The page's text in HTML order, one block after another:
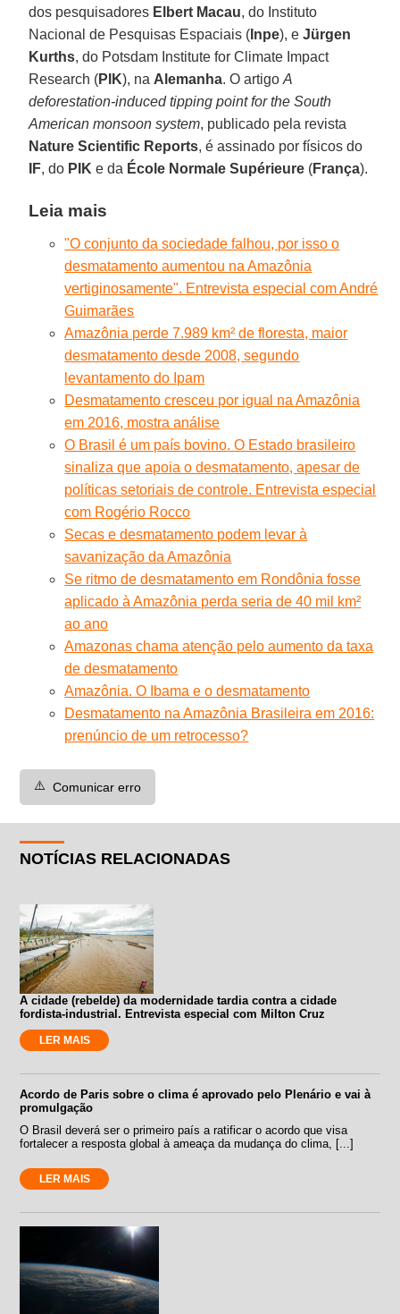
dos pesquisadores Elbert Macau, do Instituto
Nacional de Pesquisas Espaciais ( Inpe), eJürgen
Kurths, do Potsdam Institute for Climate Impact
Research (PIK), na Alemanha. O artigoA
deforestation-induced tipping point for the South
American monsoon system, publicado pela revista
Nature Scientific Reports, é assinado por físicos do
IF, do PIK e da École Normale Supérieure (França).
Leia mais
"O conjunto da sociedade falhou, por isso o
desmatamento aumentou na Amazônia
vertiginosamente". Entrevista especial com André
Guimarães
Amazônia perde 7.989 km² de floresta, maior
desmatamento desde 2008, segundo
levantamento do Ipam
Desmatamento cresceu por igual na Amazônia
em 2016, mostra análise
O Brasil é um país bovino. O Estado brasileiro
sinaliza que apoia o desmatamento, apesar de
políticas setoriais de controle. Entrevista especial
com Rogério Rocco
Secas e desmatamento podem levar à
savanização da Amazônia
Se ritmo de desmatamento em Rondônia fosse
aplicado à Amazônia perda seria de 40 mil km²
ao ano
Amazonas chama atenção pelo aumento da taxa
de desmatamento
Amazônia. O Ibama e o desmatamento
Desmatamento na Amazônia Brasileira em 2016:
prenúncio de um retrocesso?
⚠️ Comunicar erro
NOTÍCIAS RELACIONADAS
A cidade (rebelde) da modernidade tardia contra a cidade
fordista-industrial. Entrevista especial com Milton Cruz
LER MAIS
Acordo de Paris sobre o clima é aprovado pelo Plenário e vai à
promulgação
O Brasil deverá ser o primeiro país a ratificar o acordo que visa
fortalecer a resposta global à ameaça da mudança do clima, [...]
LER MAIS